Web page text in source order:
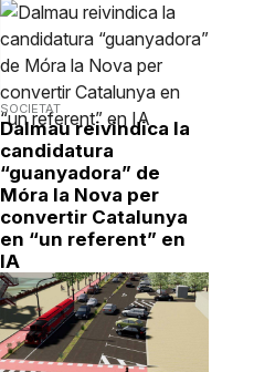
SOCIETAT
Dalmau reivindica la
candidatura
“guanyadora” de
Móra la Nova per
convertir Catalunya
en “un referent” en
IA